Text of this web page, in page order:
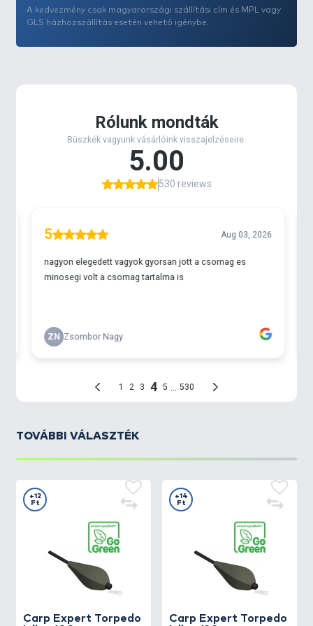
észrevétlenül olvad bele a mederbe, nem kelt
Inline mivolta miatt, a legtöbb tavon kötelező
csúszó szerelékek elkészítéséhez kiváló alternatíva.
A kedvezmény csak magyarországi szállítási cím és MPL vagy
GLS házhozszállítás esetén vehető igénybe.
TOVÁBBI VÁLASZTÉK
Carp Expert Torpedo
+12
Ft
Carp Expert Torpedo
+14
Ft